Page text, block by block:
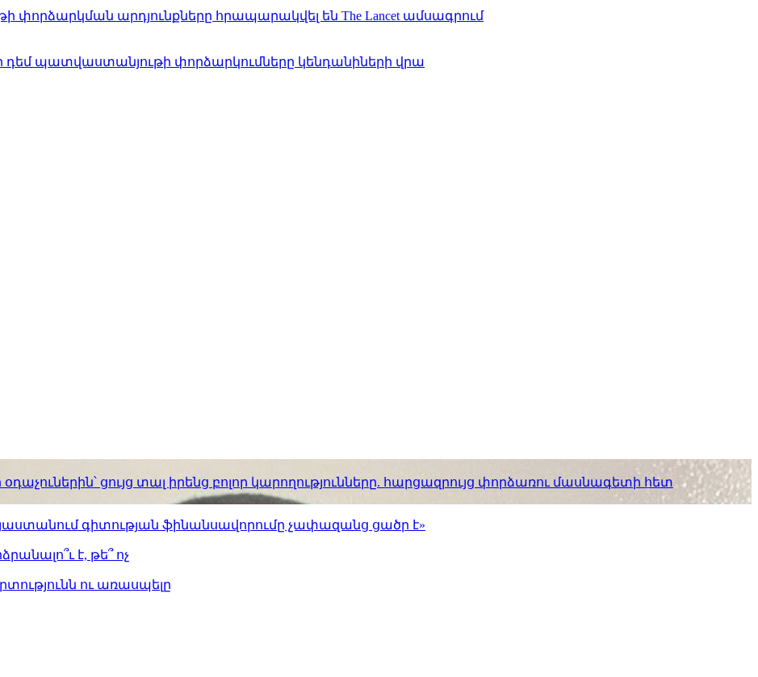
փորձարկման արդյունքները հրապարակվել են The Lancet ամսագրում
ի դեմ պատվաստանյութի փորձարկումները կենդանիների վրա
ցույց տալ իրենց բոլոր կարողությունները. հարցազրույց փորձառու մասնագետի հետ
գիտության ֆինանսավորումը չափազանց ցածր է»
է, թե՞ ոչ
ու առասպելը